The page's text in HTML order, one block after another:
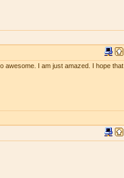
awesome. I am just amazed. I hope that